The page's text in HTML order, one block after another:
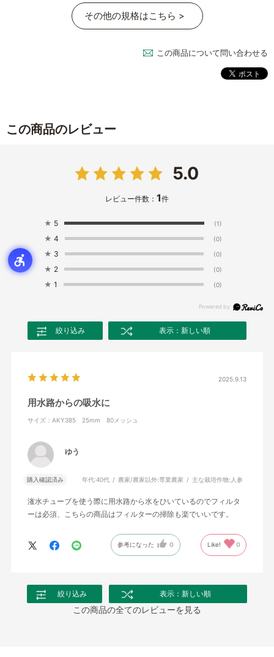
その他の規格はこちら >
この商品について問い合わせる
この商品のレビュー
5.0
レビュー件数： 1件
★ 5 (1)
★ 4 (0)
★ 3 (0)
★ 2 (0)
★ 1 (0)
絞り込み 表示：新しい順
2025.9.13
用水路からの吸水に
サイズ：AKY385 25mm 80メッシュ
ゆう
購入確認済み 年代:40代 農家/農家以外:専業農家 主な栽培作物: 人参
潅水チューブを使う際に用水路から水をひいているのでフィルタ
ーは必須、こちらの商品はフィルターの掃除も楽でいいです。
参考になった 0 Like! 0
絞り込み 表示：新しい順
この商品の全てのレビューを見る